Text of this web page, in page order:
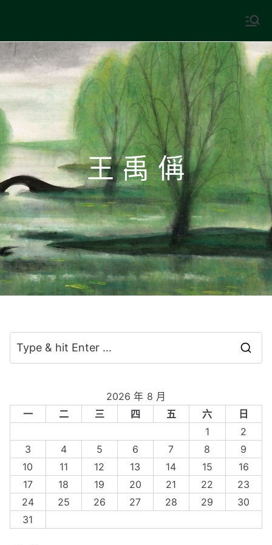
content
中國古典文學
王 禹 偁
r
c
h
f
o
r
:
2026 年 8 月
一
二 三 四 五 六
日
1
2
3
4 5 6 7 8
9
10
11 12 13 14 15
16
17
18 19 20 21 22
23
24
25 26 27 28 29
30
31